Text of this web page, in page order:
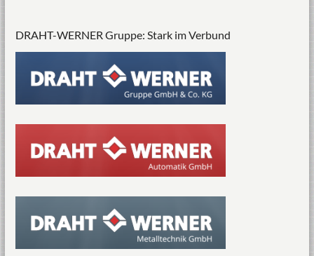
DRAHT-WERNER Gruppe: Stark im Verbund